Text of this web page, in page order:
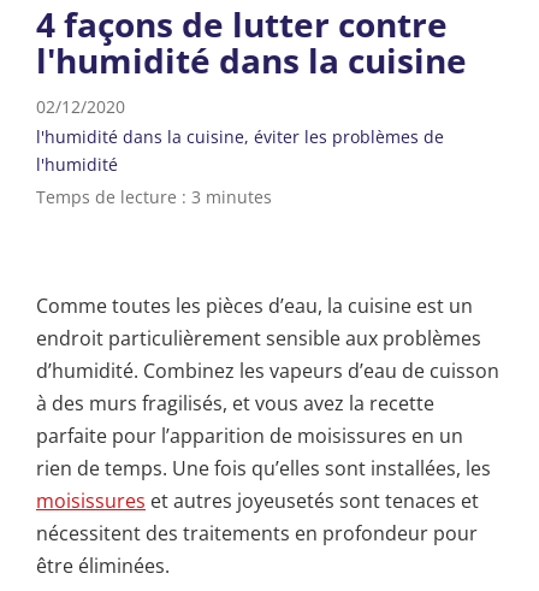
4 façons de lutter contre
l'humidité dans la cuisine
02/12/2020
l'humidité dans la cuisine éviter les problèmes de
l'humidité
Temps de lecture : 3 minutes
Comme toutes les pièces d’eau, la cuisine est un
endroit particulièrement sensible aux problèmes
d’humidité. Combinez les vapeurs d’eau de cuisson
à des murs fragilisés, et vous avez la recette
parfaite pour l’apparition de moisissures en un
rien de temps. Une fois qu’elles sont installées, les
moisissures et autres joyeusetés sont tenaces et
nécessitent des traitements en profondeur pour
être éliminées.